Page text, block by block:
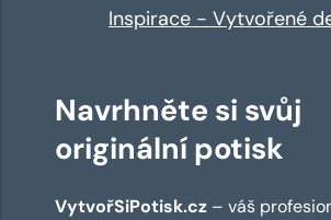
Inspirace - Vytvořené
Navrhněte si svůj
originální potisk
VytvořSiPotisk.cz – váš